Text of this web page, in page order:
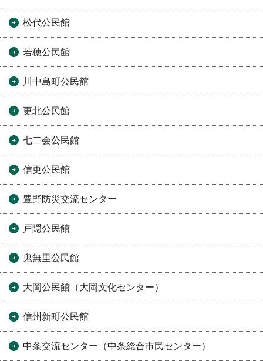
松代公民館
若穂公民館
川中島町公民館
更北公民館
七二会公民館
信更公民館
豊野防災交流センター
戸隠公民館
鬼無里公民館
大岡公民館（大岡文化センター）
信州新町公民館
中条交流センター（中条総合市民センター）